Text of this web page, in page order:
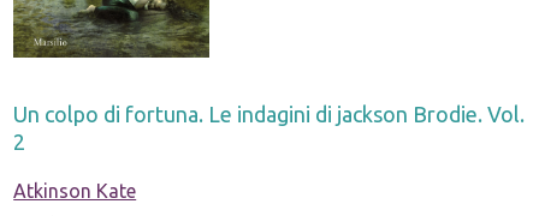
Un colpo di fortuna. Le indagini di jackson Brodie. Vol.
2
Atkinson Kate